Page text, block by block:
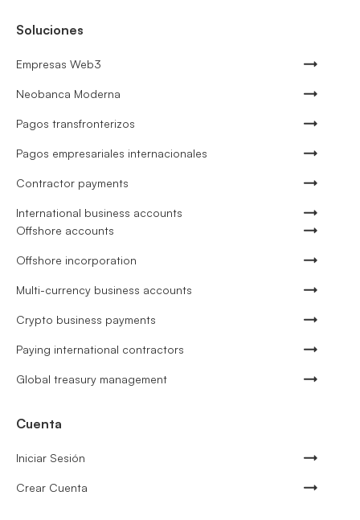
Soluciones
Empresas Web3
Neobanca Moderna
Pagos transfronterizos
Pagos empresariales internacionales
Contractor payments
International business accounts
Offshore accounts
Offshore incorporation
Multi-currency business accounts
Crypto business payments
Paying international contractors
Global treasury management
Cuenta
Iniciar Sesión
Crear Cuenta